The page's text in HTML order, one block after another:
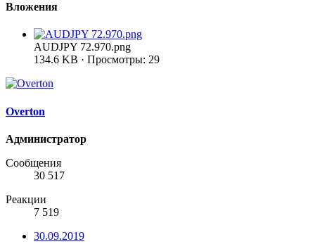
Вложения
AUDJPY 72.970.png
134.6 KB · Просмотры: 29
Overton
Администратор
Сообщения
30 517
Реакции
7 519
30.09.2019